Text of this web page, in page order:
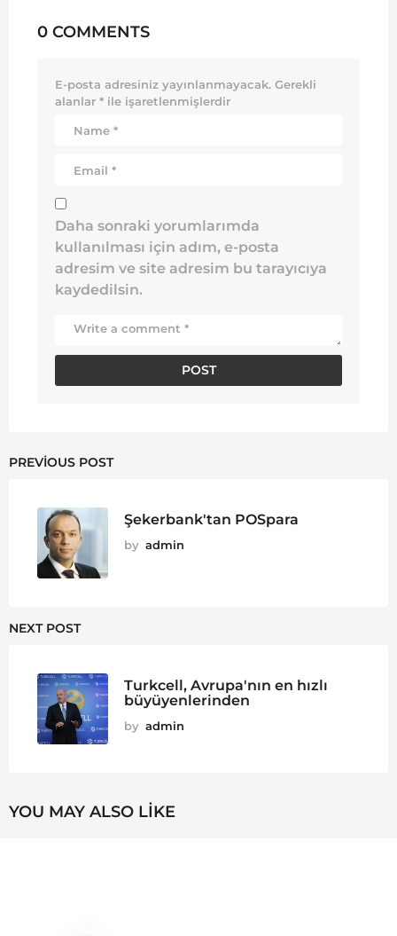
0 COMMENTS
E-posta adresiniz yayınlanmayacak. Gerekli
alanlar * ile işaretlenmişlerdir
Daha sonraki yorumlarımda
kullanılması için adım, e-posta
adresim ve site adresim bu tarayıcıya
kaydedilsin.
PREVIOUS POST
Şekerbank'tan POSpara
by admin
NEXT POST
Turkcell, Avrupa'nın en hızlı
büyüyenlerinden
by admin
YOU MAY ALSO LIKE